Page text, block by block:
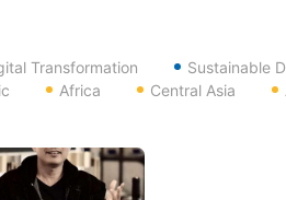
Transformation
Sustainable
Africa Central Asia